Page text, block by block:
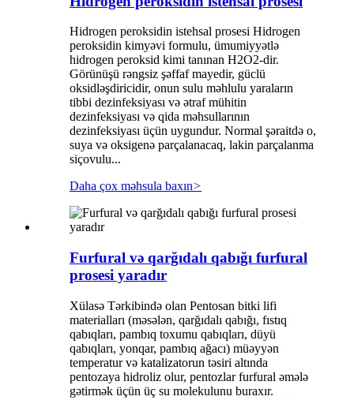
Hidrogen peroksidin istehsal prosesi Hidrogen
peroksidin kimyəvi formulu, ümumiyyətlə
hidrogen peroksid kimi tanınan H2O2-dir.
Görünüşü rəngsiz şəffaf mayedir, güclü
oksidləşdiricidir, onun sulu məhlulu yaraların
tibbi dezinfeksiyası və ətraf mühitin
dezinfeksiyası və qida məhsullarının
dezinfeksiyası üçün uygundur. Normal şəraitdə o,
suya və oksigenə parçalanacaq, lakin parçalanma
siçovulu...
Daha çox məhsula baxın>
Furfural və qarğıdalı qabığı furfural
prosesi yaradır
Xülasə Tərkibində olan Pentosan bitki lifi
materialları (məsələn, qarğıdalı qabığı, fıstıq
qabıqları, pambıq toxumu qabıqları, düyü
qabıqları, yonqar, pambıq ağacı) müəyyən
temperatur və katalizatorun təsiri altında
pentozaya hidroliz olur, pentozlar furfural əmələ
gətirmək üçün üç su molekulunu buraxır.